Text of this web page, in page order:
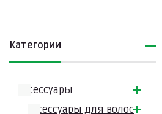
Категории
Аксессуары
Аксессуары для волос